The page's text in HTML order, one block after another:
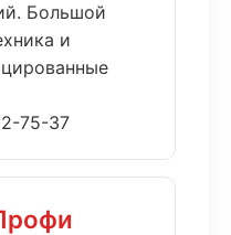
Большой
и
75-37